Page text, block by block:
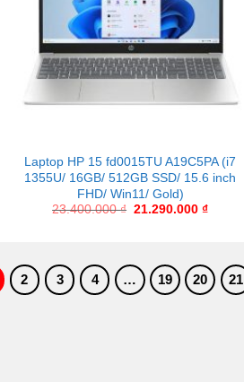
Laptop HP 15 fd0015TU A19C5PA (i7
1355U/ 16GB/ 512GB SSD/ 15.6 inch
FHD/ Win11/ Gold)
23.400.000₫ 21.290.000₫
2 3 4 … 19 20 21